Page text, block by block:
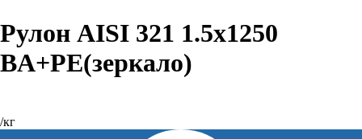
Рулон AISI 321 1.5х1250
BA+PE(зеркало)
/кг